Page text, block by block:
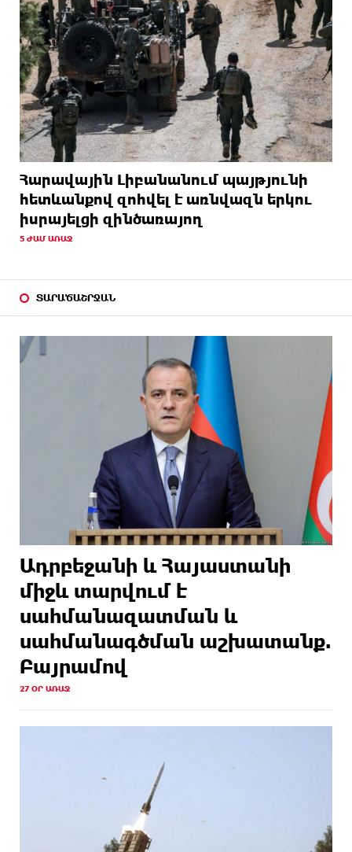
Հարավային Լիբանանում պայթյունի
հետևանքով զոհվել է առնվազն երկու
իսրայելցի զինծառայող
5 ԺԱՄ ԱՌԱՋ
ՏԱՐԱԾԱՇՐՋԱՆ
Ադրբեջանի և Հայաստանի
միջև տարվում է
սահմանազատման և
սահմանագծման աշխատանք.
Բայրամով
27 ՕՐ ԱՌԱՋ